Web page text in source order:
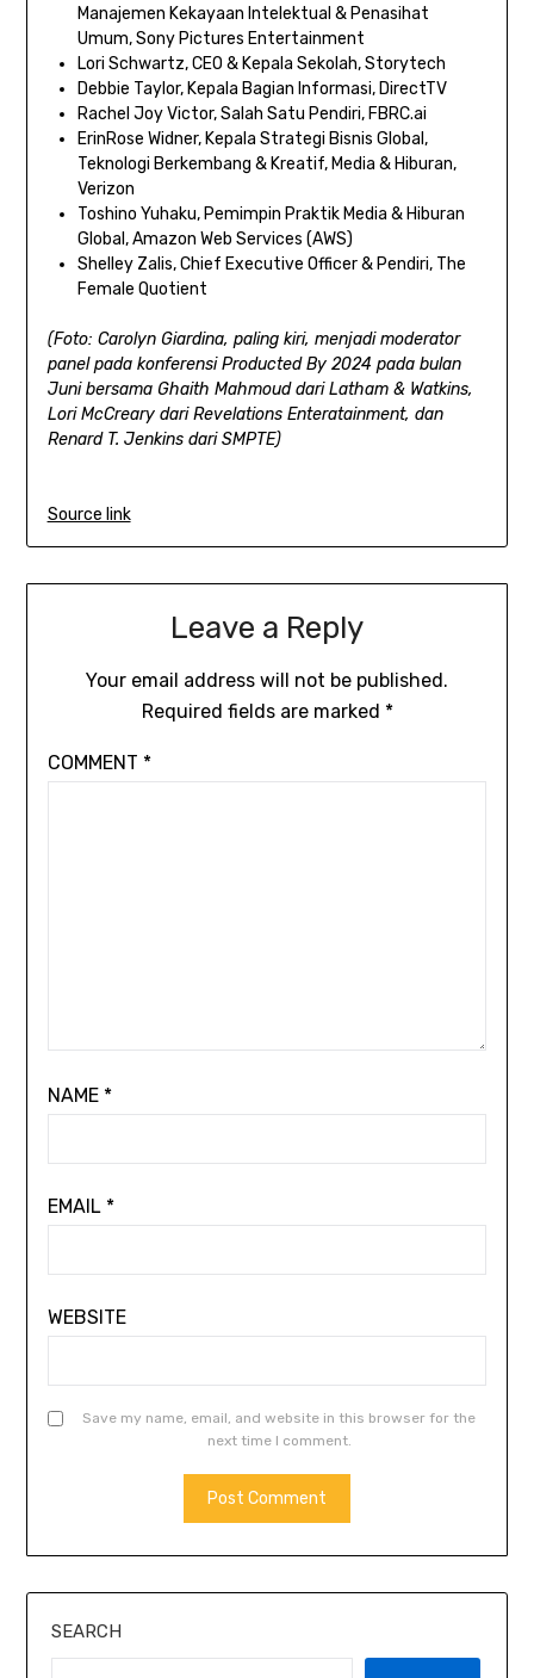
Manajemen Kekayaan Intelektual & Penasihat
Umum, Sony Pictures Entertainment
Lori Schwartz, CEO & Kepala Sekolah, Storytech
Debbie Taylor, Kepala Bagian Informasi, DirectTV
Rachel Joy Victor, Salah Satu Pendiri, FBRC.ai
ErinRose Widner, Kepala Strategi Bisnis Global,
Teknologi Berkembang & Kreatif, Media & Hiburan,
Verizon
Toshino Yuhaku, Pemimpin Praktik Media & Hiburan
Global, Amazon Web Services (AWS)
Shelley Zalis, Chief Executive Officer & Pendiri, The
Female Quotient
(Foto: Carolyn Giardina, paling kiri, menjadi moderator
panel pada konferensi Producted By 2024 pada bulan
Juni bersama Ghaith Mahmoud dari Latham & Watkins,
Lori McCreary dari Revelations Enteratainment, dan
Renard T. Jenkins dari SMPTE)
Source link
Leave a Reply
Your email address will not be published.
Required fields are marked *
COMMENT *
NAME *
EMAIL *
WEBSITE
Save my name, email, and website in this browser for the
next time I comment.
SEARCH